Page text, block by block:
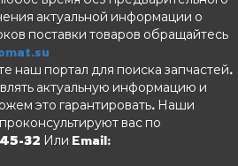
актуальной информации о
поставки товаров обращайтесь
наш портал для поиска запчастей.
актуальную информацию и
это гарантировать. Наши
вас по
32 Или Email: